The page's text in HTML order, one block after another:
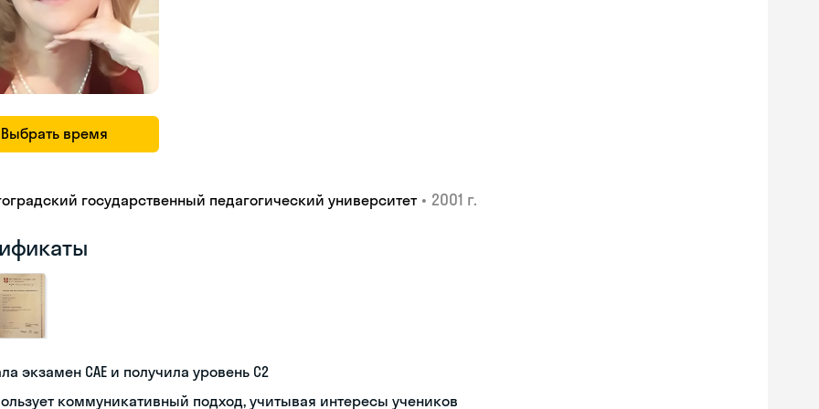
Выбрать время
государственный педагогический университет • 2001 г.
экзамен CAE и получила уровень С2
коммуникативный подход, учитывая интересы учеников